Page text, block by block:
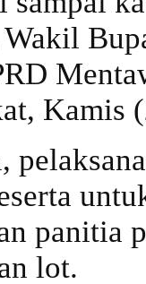
Kamis
panitia
lot.